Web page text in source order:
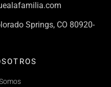
Springs, CO 80920-